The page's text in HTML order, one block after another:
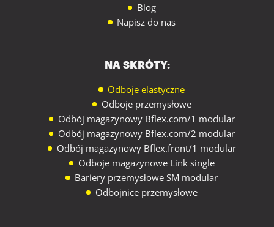
Blog
Napisz do nas
NA SKRÓTY:
Odboje elastyczne
Odboje przemysłowe
Odbój magazynowy Bflex.com/1 modular
Odbój magazynowy Bflex.com/2 modular
Odbój magazynowy Bflex.front/1 modular
Odboje magazynowe Link single
Bariery przemysłowe SM modular
Odbojnice przemysłowe